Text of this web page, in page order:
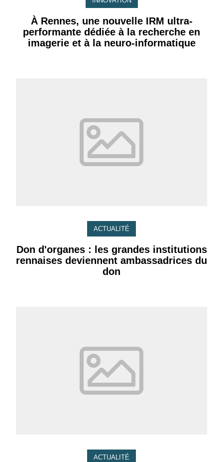
À Rennes, une nouvelle IRM ultra-
performante dédiée à la recherche en
imagerie et à la neuro-informatique
ACTUALITÉ
Don d'organes : les grandes institutions
rennaises deviennent ambassadrices du
don
ACTUALITÉ